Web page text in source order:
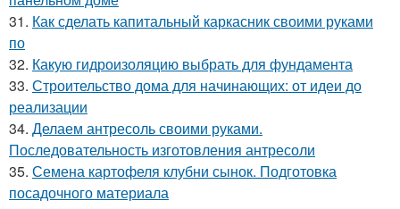
31. Как сделать капитальный каркасник своими руками
по
32. Какую гидроизоляцию выбрать для фундамента
33. Строительство дома для начинающих: от идеи до
реализации
34. Делаем антресоль своими руками.
Последовательность изготовления антресоли
35. Семена картофеля клубни сынок. Подготовка
посадочного материала